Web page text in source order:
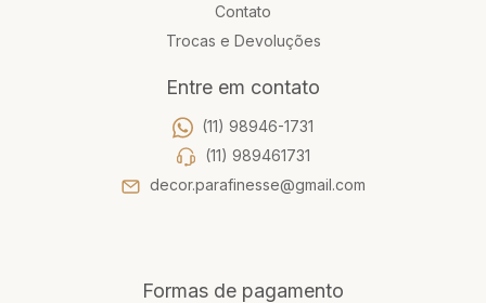
Contato
Trocas e Devoluções
Entre em contato
(11) 98946-1731
(11) 989461731
decor.parafinesse@gmail.com
Formas de pagamento